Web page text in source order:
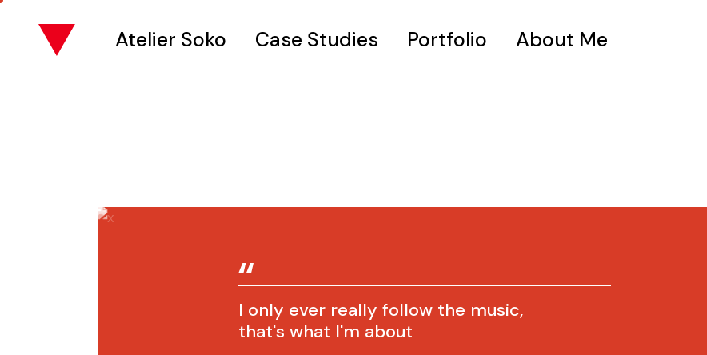
Atelier Soko Case Studies Portfolio About Me
I only ever really follow the music,
that's what I'm about